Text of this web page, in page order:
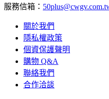
服務信箱：
關於我們
隱私權政策
個資保護聲明
購物 Q&A
聯絡我們
合作洽談